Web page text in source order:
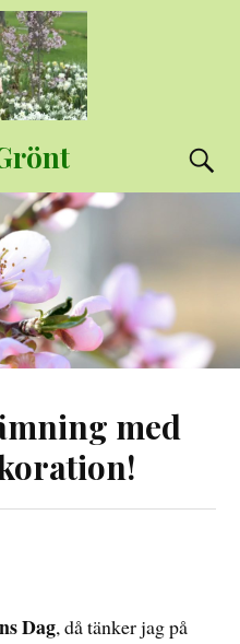
med
Dag, då tänker jag på